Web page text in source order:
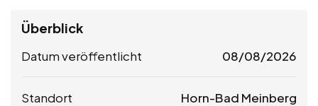
Überblick
Datum veröffentlicht 08/08/2026
Standort Horn-Bad Meinberg